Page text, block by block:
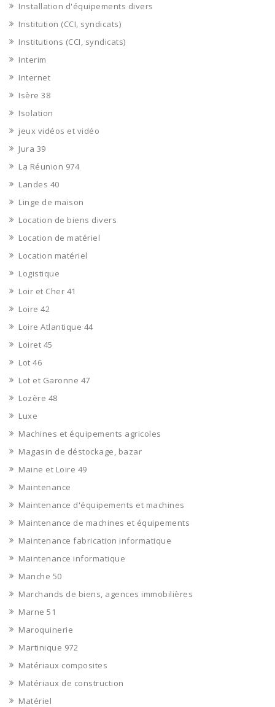
Installation d'équipements divers
Institution (CCI, syndicats)
Institutions (CCI, syndicats)
Interim
Internet
Isère 38
Isolation
jeux vidéos et vidéo
Jura 39
La Réunion 974
Landes 40
Linge de maison
Location de biens divers
Location de matériel
Location matériel
Logistique
Loir et Cher 41
Loire 42
Loire Atlantique 44
Loiret 45
Lot 46
Lot et Garonne 47
Lozère 48
Luxe
Machines et équipements agricoles
Magasin de déstockage, bazar
Maine et Loire 49
Maintenance
Maintenance d'équipements et machines
Maintenance de machines et équipements
Maintenance fabrication informatique
Maintenance informatique
Manche 50
Marchands de biens, agences immobilières
Marne 51
Maroquinerie
Martinique 972
Matériaux composites
Matériaux de construction
Matériel